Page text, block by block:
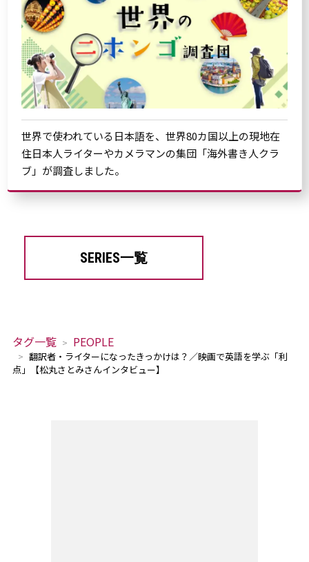
世界で使われている日本語を、世界80カ国以上の現地在
住日本人ライターやカメラマンの集団「海外書き人クラ
ブ」が調査しました。
SERIES一覧
タグ一覧 PEOPLE
翻訳者・ライターになったきっかけは？／映画で英語を学ぶ「利
点」【松丸さとみさんインタビュー】